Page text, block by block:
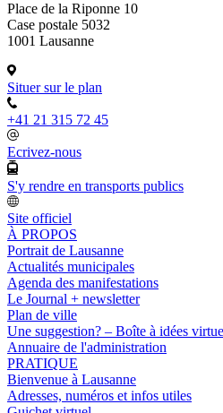
Place de la Riponne 10
Case postale 5032
1001 Lausanne
Situer sur le plan
+41 21 315 72 45
Ecrivez-nous
S'y rendre en transports publics
Site officiel
À PROPOS
Portrait de Lausanne
Actualités municipales
Agenda des manifestations
Le Journal + newsletter
Plan de ville
Une suggestion? – Boîte à idées
Annuaire de l'administration
PRATIQUE
Bienvenue à Lausanne
Adresses, numéros et infos utiles